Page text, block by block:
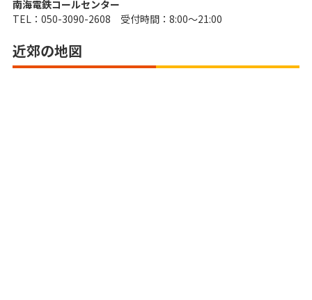
南海電鉄コールセンター
TEL：050-3090-2608 受付時間：8:00～21:00
近郊の地図